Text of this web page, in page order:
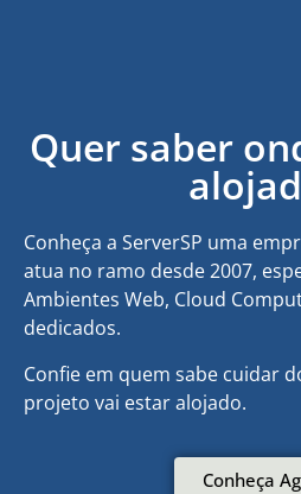
Quer saber
Conheça a ServerSP uma
atua no ramo desde 2007,
Ambientes Web, Cloud
dedicados.
Confie em quem sabe cuidar
projeto vai estar alojado.
Conheça